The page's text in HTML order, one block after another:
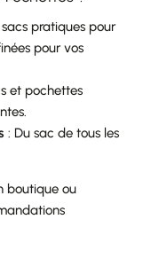
sacs pratiques pour
pour vos
et pochettes
: Du sac de tous les
boutique ou